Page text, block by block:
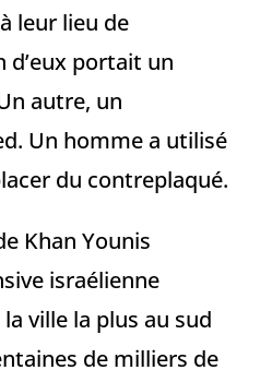
leur lieu de
d’eux portait un
autre, un
Un homme a utilisé
du contreplaqué.
Khan Younis
israélienne
ville la plus au sud
de milliers de